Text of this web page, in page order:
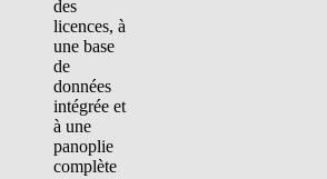
des
licences, à
une base
de
données
intégrée et
à une
panoplie
complète